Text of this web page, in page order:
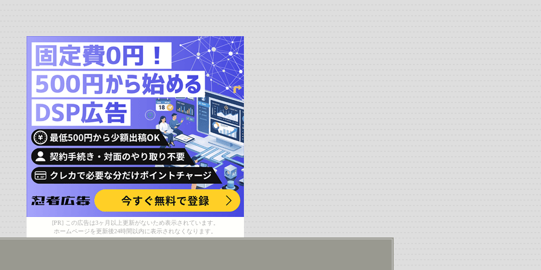
[PR] この広告は3ヶ月以上更新がないため表示されています。
ホームページを更新後24時間以内に表示されなくなります。